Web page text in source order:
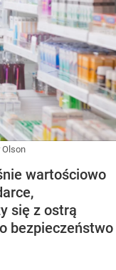
Olson
wartościowo
się z ostrą
bezpieczeństwo